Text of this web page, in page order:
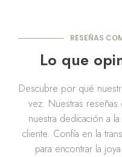
RESEÑAS
Lo que
Descubre por qué
vez. Nuestras
nuestra dedicación a
cliente. Confía en la
para encontrar la